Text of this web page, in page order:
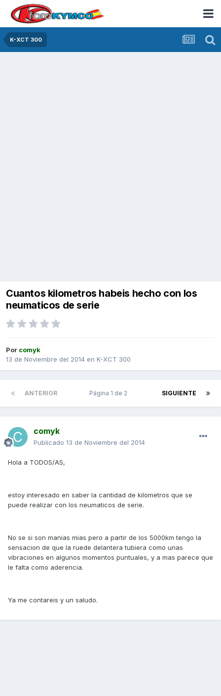
K-XCT 300
Cuantos kilometros habeis hecho con los
neumaticos de serie
Por comyk
13 de Noviembre del 2014 en K-XCT 300
ANTERIOR SIGUIENTE
Página 1 de 2
comyk
Publicado 13 de Noviembre del 2014
Hola a TODOS/AS,
estoy interesado en saber la cantidad de kilometros que se
puede realizar con los neumaticos de serie.
No se si son manias mias pero a partir de los 5000km tengo la
sensacion de que la ruede delantera tubiera como unas
vibraciones en algunos momentos puntuales, y a mas parece que
le falta como aderencia.
Ya me contareis y un saludo.